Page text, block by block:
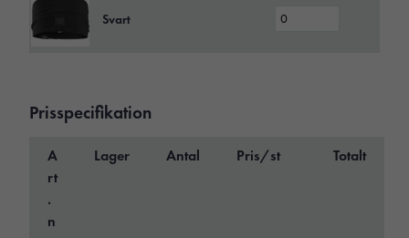
Svart
Prisspecifikation
A
rt
.
n
Lager Antal Pris/st Totalt